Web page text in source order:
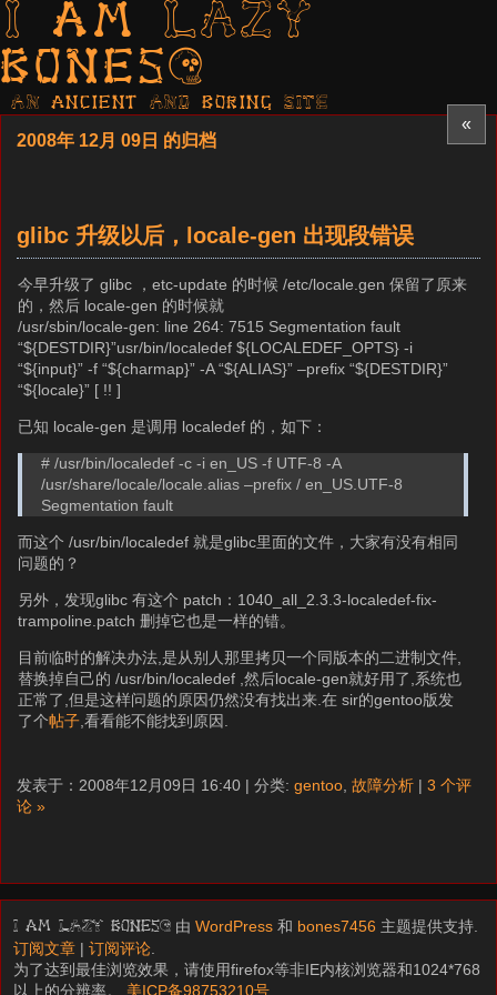
I am LAZY
bones?
AN ancient AND boring SITE
«
2008年 12月 09日 的归档
glibc 升级以后，locale-gen 出现段错误
今早升级了 glibc ，etc-update 的时候 /etc/locale.gen 保留了原来
的，然后 locale-gen 的时候就
/usr/sbin/locale-gen: line 264: 7515 Segmentation fault
“${DESTDIR}”usr/bin/localedef ${LOCALEDEF_OPTS} -i
“${input}” -f “${charmap}” -A “${ALIAS}” –prefix “${DESTDIR}”
“${locale}” [ !! ]
已知 locale-gen 是调用 localedef 的，如下：
# /usr/bin/localedef -c -i en_US -f UTF-8 -A
/usr/share/locale/locale.alias –prefix / en_US.UTF-8
Segmentation fault
而这个 /usr/bin/localedef 就是glibc里面的文件，大家有没有相同
问题的？
另外，发现glibc 有这个 patch：1040_all_2.3.3-localedef-fix-
trampoline.patch 删掉它也是一样的错。
目前临时的解决办法,是从别人那里拷贝一个同版本的二进制文件,
替换掉自己的 /usr/bin/localedef ,然后locale-gen就好用了,系统也
正常了,但是这样问题的原因仍然没有找出来.在 sir的gentoo版发
了个帖子 ,看看能不能找到原因.
发表于：2008年12月09日 16:40 | 分类: gentoo 故障分析 | 3 个评
论 »
I am LAZY bones? 由WordPress 和 bones7456 主题提供支持.
订阅文章 |订阅评论
为了达到最佳浏览效果，请使用firefox等非IE内核浏览器和1024*768
以上的分辨率。 美ICP备98753210号